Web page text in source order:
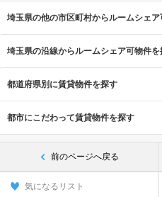
埼玉県の他の市区町村からルームシェ
埼玉県の沿線からルームシェア可物件を
都道府県別に賃貸物件を探す
都市にこだわって賃貸物件を探す
前のページへ戻る
気になるリスト